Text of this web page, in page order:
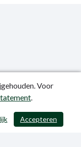
/ 403
Voor
.
Accepteren